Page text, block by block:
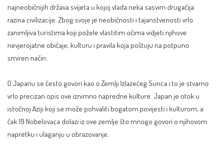
najneobičnijih država svijeta u kojoj vlada neka sasvim drugačija
razina civilizacije. Zbog svoje je neobičnosti i tajanstvenosti vrlo
zanimljiva turistima koji požele vlastitim očima vidjeti njihove
nevjerojatne običaje, kulturu i pravila koja poštuju na potpuno
smiren način.
O Japanu se često govori kao o Zemlji Izlazećeg Sunca i to je stvarno
vrlo precizan opis ove iznimno napredne kulture. Japan je otok u
istočnoj Aziji koji se može pohvaliti bogatom povijesti i kulturom, a
čak19 Nobelovaca dolazi iz ove zemlje što mnogo govori o njihovom
napretku i ulaganju u obrazovanje.